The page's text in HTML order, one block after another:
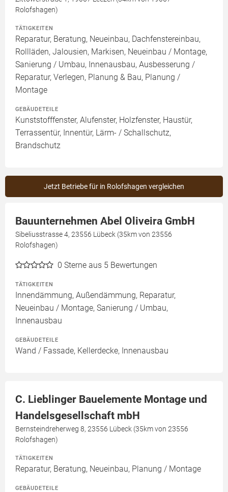
Rolofshagen)
TÄTIGKEITEN
Reparatur, Beratung, Neueinbau, Dachfenstereinbau,
Rollläden, Jalousien, Markisen, Neueinbau / Montage,
Sanierung / Umbau, Innenausbau, Ausbesserung /
Reparatur, Verlegen, Planung & Bau, Planung /
Montage
GEBÄUDETEILE
Kunststofffenster, Alufenster, Holzfenster, Haustür,
Terrassentür, Innentür, Lärm- / Schallschutz,
Brandschutz
Jetzt Betriebe für in Rolofshagen vergleichen
Bauunternehmen Abel Oliveira GmbH
Sibeliusstrasse 4, 23556 Lübeck (35km von 23556
Rolofshagen)
0 Sterne aus 5 Bewertungen
TÄTIGKEITEN
Innendämmung, Außendämmung, Reparatur,
Neueinbau / Montage, Sanierung / Umbau,
Innenausbau
GEBÄUDETEILE
Wand / Fassade, Kellerdecke, Innenausbau
C. Lieblinger Bauelemente Montage und
Handelsgesellschaft mbH
Bernsteindreherweg 8, 23556 Lübeck (35km von 23556
Rolofshagen)
TÄTIGKEITEN
Reparatur, Beratung, Neueinbau, Planung / Montage
GEBÄUDETEILE